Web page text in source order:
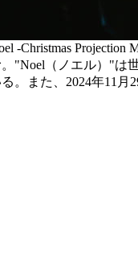
Christmas
"Noel（ノエル）"は
また、2024年11